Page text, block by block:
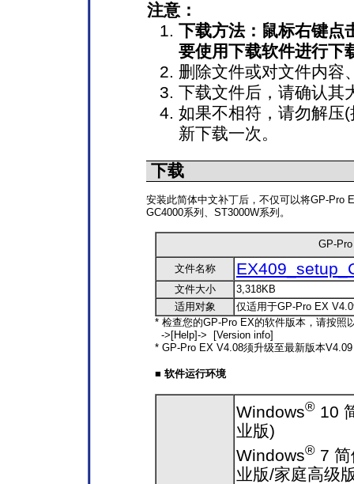
注意：
下载方法：鼠标右键点
要使用下载软件进行下
删除文件或对文件内容
下载文件后，请确认其
如果不相符，请勿解压
新下载一次。
下载
安装此简体中文补丁后，不仅可以将GP-Pro
GC4000系列、ST3000W系列。
GP-
文件名称
文件大小
3,318KB
适用对象
仅适用于GP-Pro EX
* 检查您的GP-Pro EX的软件版本，请按
->[Help]-> [Version info]
* GP-Pro EX V4.08须升级至最新版本
■ 软件运行环境
Windows® 10
业版)
Windows® 7
业版/家庭高级